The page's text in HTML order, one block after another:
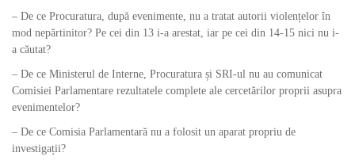
– De ce Procuratura, după evenimente, nu a tratat autorii violențelor în
mod nepărtinitor? Pe cei din 13 i-a arestat, iar pe cei din 14-15 nici nu i-
a căutat?
– De ce Ministerul de Interne, Procuratura și SRI-ul nu au comunicat
Comisiei Parlamentare rezultatele complete ale cercetărilor proprii asupra
evenimentelor?
– De ce Comisia Parlamentară nu a folosit un aparat propriu de
investigații?